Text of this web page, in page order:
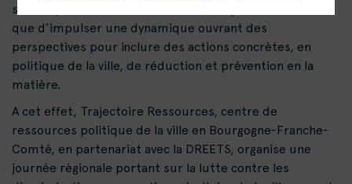
sur ce que sont les discriminations aujourd’hui, ainsi
que d’impulser une dynamique ouvrant des
perspectives pour inclure des actions concrètes, en
politique de la ville, de réduction et prévention en la
matière.
A cet effet, Trajectoire Ressources, centre de
ressources politique de la ville en Bourgogne-Franche-
Comté, en partenariat avec la DREETS, organise une
journée régionale portant sur la lutte contre les